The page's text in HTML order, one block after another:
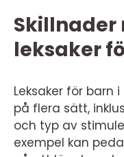
Skillnader
leksaker
Leksaker för barn
på flera sätt,
och typ av
exempel kan